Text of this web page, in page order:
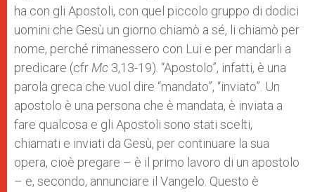
ha con gli Apostoli, con quel piccolo gruppo di dodici
uomini che Gesù un giorno chiamò a sé, li chiamò per
nome, perché rimanessero con Lui e per mandarli a
predicare (cfr Mc 3,13-19). “Apostolo”, infatti, è una
parola greca che vuol dire “mandato”, “inviato”. Un
apostolo è una persona che è mandata, è inviata a
fare qualcosa e gli Apostoli sono stati scelti,
chiamati e inviati da Gesù, per continuare la sua
opera, cioè pregare – è il primo lavoro di un apostolo
– e, secondo, annunciare il Vangelo. Questo è